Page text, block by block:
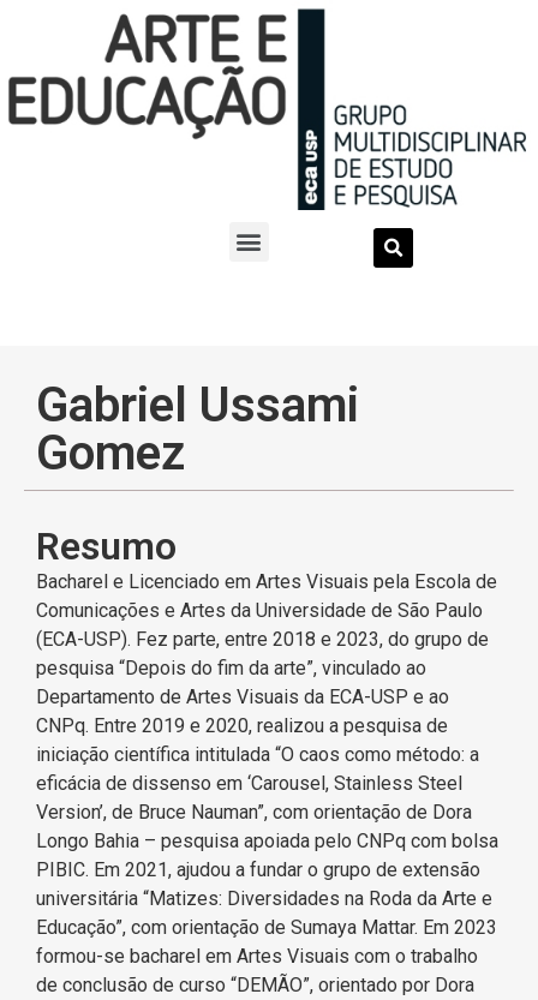
Gabriel Ussami
Gomez
Resumo
Bacharel e Licenciado em Artes Visuais pela Escola de
Comunicações e Artes da Universidade de São Paulo
(ECA-USP). Fez parte, entre 2018 e 2023, do grupo de
pesquisa “Depois do fim da arte”, vinculado ao
Departamento de Artes Visuais da ECA-USP e ao
CNPq. Entre 2019 e 2020, realizou a pesquisa de
iniciação científica intitulada “O caos como método: a
eficácia de dissenso em ‘Carousel, Stainless Steel
Version’, de Bruce Nauman”, com orientação de Dora
Longo Bahia – pesquisa apoiada pelo CNPq com bolsa
PIBIC. Em 2021, ajudou a fundar o grupo de extensão
universitária “Matizes: Diversidades na Roda da Arte e
Educação”, com orientação de Sumaya Mattar. Em 2023
formou-se bacharel em Artes Visuais com o trabalho
de conclusão de curso “DEMÃO”, orientado por Dora